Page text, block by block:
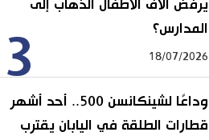
3
يرفض آلاف الأطفال الذهاب إلى
المدارس؟
18/07/2026
وداعًا لشينكانسن 500.. أحد أشهر
قطارات الطلقة في اليابان يقترب